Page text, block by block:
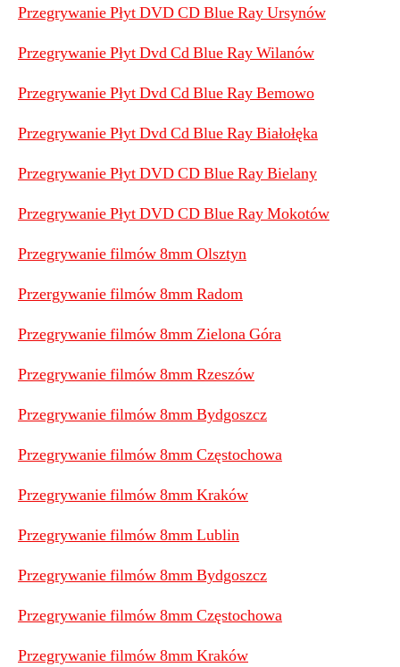
Przegrywanie Płyt DVD CD Blue Ray Ursynów
Przegrywanie Płyt Dvd Cd Blue Ray Wilanów
Przegrywanie Płyt Dvd Cd Blue Ray Bemowo
Przegrywanie Płyt Dvd Cd Blue Ray Białołęka
Przegrywanie Płyt DVD CD Blue Ray Bielany
Przegrywanie Płyt DVD CD Blue Ray Mokotów
Przegrywanie filmów 8mm Olsztyn
Przergywanie filmów 8mm Radom
Przegrywanie filmów 8mm Zielona Góra
Przegrywanie filmów 8mm Rzeszów
Przegrywanie filmów 8mm Bydgoszcz
Przegrywanie filmów 8mm Częstochowa
Przegrywanie filmów 8mm Kraków
Przegrywanie filmów 8mm Lublin
Przegrywanie filmów 8mm Bydgoszcz
Przegrywanie filmów 8mm Częstochowa
Przegrywanie filmów 8mm Kraków